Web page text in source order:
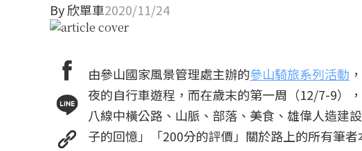
By欣單車2020/11/24
由參山國家風景管理處主辦的參山騎旅系列活動
夜的自行車遊程，而在歲末的第一周（12/7-9）
八線中橫公路、山脈、部落、美食、雄偉人造建
子的回憶」「200分的評價」關於路上的所有筆者